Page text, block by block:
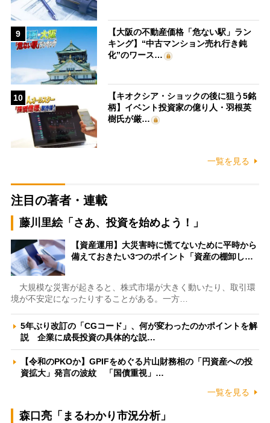
9
【大阪の不動産価格「危ない駅」ラン
キング】“中古マンション売れ行き鈍
化”のワース…
10
【キオクシア・ショックの後に狙う5銘
柄】イベント投資家の億り人・羽根英
樹氏が厳…
一覧を見る
注目の著者・連載
藤川里絵「さあ、投資を始めよう！」
【資産運用】大災害時に慌てないために平時から
備えておきたい3つのポイント「資産の棚卸し…
大規模な災害が起きると、株式市場が大きく動いたり、取引環
境が不安定になったりすることがある。一方…
5年ぶり改訂の「CGコード」、何が変わったのかポイントを解
説 企業に成長投資の具体的な説…
【令和のPKOか】GPIFをめぐる片山財務相の「円資産への投
資拡大」発言の波紋 「国債重視」…
一覧を見る
森口亮「まるわかり市況分析」